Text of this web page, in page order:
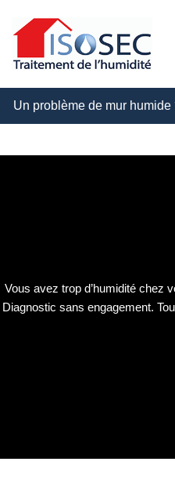
Un problème de mur humide
Vous avez trop d’humidité chez
Diagnostic sans engagement.